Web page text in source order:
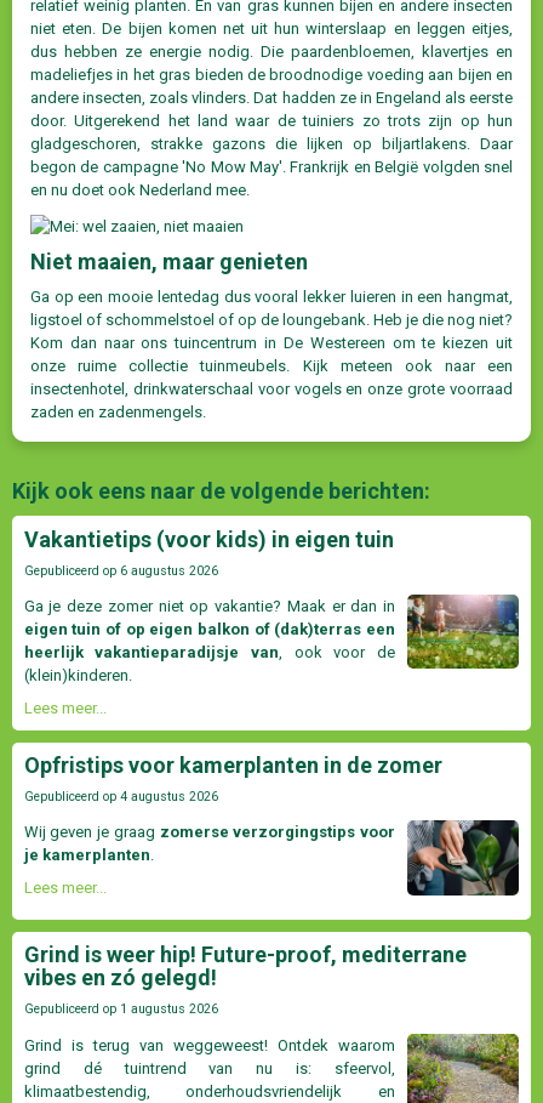
relatief weinig planten. En van gras kunnen bijen en andere insecten
niet eten. De bijen komen net uit hun winterslaap en leggen eitjes,
dus hebben ze energie nodig. Die paardenbloemen, klavertjes en
madeliefjes in het gras bieden de broodnodige voeding aan bijen en
andere insecten, zoals vlinders. Dat hadden ze in Engeland als eerste
door. Uitgerekend het land waar de tuiniers zo trots zijn op hun
gladgeschoren, strakke gazons die lijken op biljartlakens. Daar
begon de campagne 'No Mow May'. Frankrijk en België volgden snel
en nu doet ook Nederland mee.
Niet maaien, maar genieten
Ga op een mooie lentedag dus vooral lekker luieren in een hangmat,
ligstoel of schommelstoel of op de loungebank. Heb je die nog niet?
Kom dan naar ons tuincentrum in De Westereen om te kiezen uit
onze ruime collectie tuinmeubels. Kijk meteen ook naar een
insectenhotel, drinkwaterschaal voor vogels en onze grote voorraad
zaden en zadenmengels.
Kijk ook eens naar de volgende berichten:
Vakantietips (voor kids) in eigen tuin
Gepubliceerd op 6 augustus 2026
Ga je deze zomer niet op vakantie? Maak er dan in
eigen tuin of op eigen balkon of (dak)terras een
heerlijk vakantieparadijsje van, ook voor de
(klein)kinderen.
Lees meer...
Opfristips voor kamerplanten in de zomer
Gepubliceerd op 4 augustus 2026
Wij geven je graag zomerse verzorgingstips voor
je kamerplanten.
Lees meer...
Grind is weer hip! Future-proof, mediterrane
vibes en zó gelegd!
Gepubliceerd op 1 augustus 2026
Grind is terug van weggeweest! Ontdek waarom
grind dé tuintrend van nu is: sfeervol,
klimaatbestendig, onderhoudsvriendelijk en